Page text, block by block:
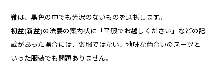
靴は、黒色の中でも光沢のないものを選択します。
初盆(新盆)の法要の案内状に「平服でお越しください」などの記
載があった場合には、喪服ではない、地味な色合いのスーツと
いった服装でも問題ありません。